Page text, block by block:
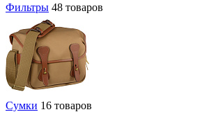
Фильтры 48 товаров
Сумки 16 товаров